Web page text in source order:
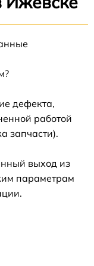
дефекта,
работой
запчасти).
выход из
параметрам